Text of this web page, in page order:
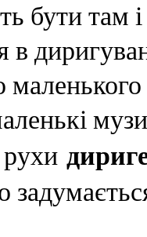
бути там
в